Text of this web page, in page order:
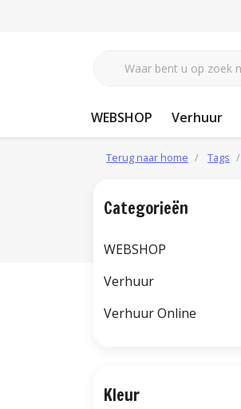
WEBSHOP Verhuur
Terug naar home Tags
Categorieën
WEBSHOP
Verhuur
Verhuur Online
Kleur